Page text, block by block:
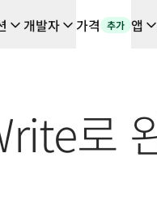
사용 사례 및 통합 기능
: 번역 워크플로우를 처
템을 구축하는 방법
간 음성 플랫폼까지
voice demo with
개발자 가격 추가 앱
로